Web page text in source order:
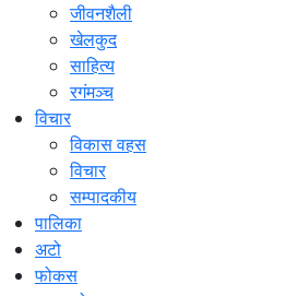
जीवनशैली
खेलकुद
साहित्य
रगंमञ्च
विचार
विकास वहस
विचार
सम्पादकीय
पालिका
अटो
फोकस